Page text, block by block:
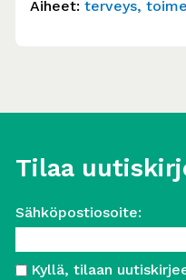
Aiheet: terveys
Tilaa
Sähköpostiosoite:
Kyllä, tilaan